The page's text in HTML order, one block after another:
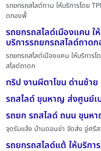
รถยกรถสไลด์ทาม ให้บริการโดย
ดกองพื้
รถยกรถสไลด์เมืองแคน ใ
บริการรถยกรถสไลด์ถาด
รถยกรถสไลด์เมืองแคน ให้บริการ
สไลด์ถาดก
ทริป งานผีตาโขน ด่านซ้า
รถสไลด์ ขุนหาญ ส่งศูนย์เ
รถยก รถสไลด์ ถนน ขุนห
จุดรับแจ้ง บ้านดอนข่า จัดส่ง อู่ศ
รถยกรถสไลด์แต้ ให้บริก